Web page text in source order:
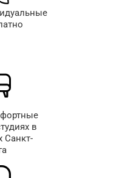
в
Санкт-